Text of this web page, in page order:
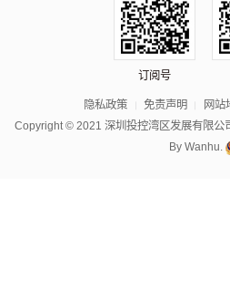
订阅号
隐私政策 免责声明 网站
Copyright © 2021 深圳投控湾区发展有限公
By Wanhu.